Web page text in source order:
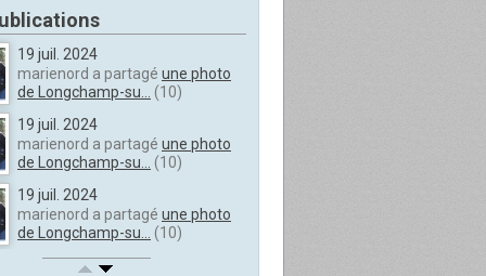
19 juil. 2024
marienord a partagé une photo
de Longchamp-su...
(10)
19 juil. 2024
marienord a partagé une photo
de Longchamp-su...
(10)
19 juil. 2024
marienord a partagé une photo
de Longchamp-su...
(10)
19 juil. 2024